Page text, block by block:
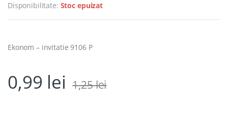
Disponibilitate: Stoc epuizat
Ekonom – invitatie 9106 P
0,99 lei 1,25lei